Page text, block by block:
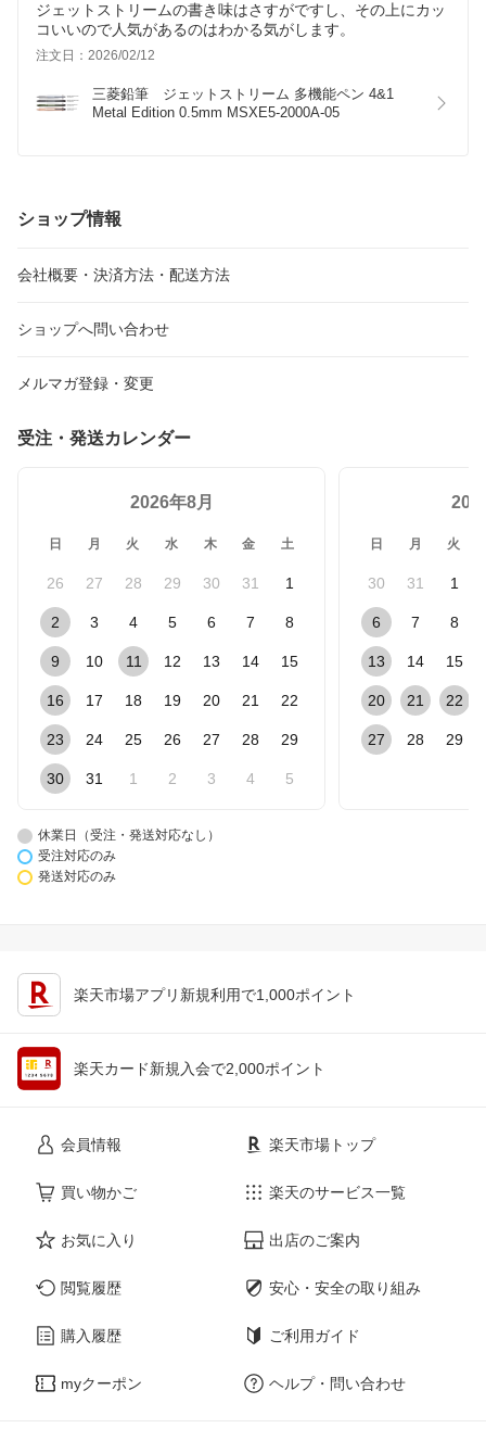
ジェットストリームの書き味はさすがですし、その上にカッ
コいいので人気があるのはわかる気がします。
注文日：2026/02/12
三菱鉛筆　ジェットストリーム 多機能ペン 4&1
Metal Edition 0.5mm MSXE5-2000A-05
ショップ情報
会社概要・決済方法・配送方法
ショップへ問い合わせ
メルマガ登録・変更
受注・発送カレンダー
2026年8月
日 月 火 水 木 金 土
26 27 28 29 30 31 1
2 3 4 5 6 7 8
9 10 11 12 13 14 15
16 17 18 19 20 21 22
23 24 25 26 27 28 29
30 31 1 2 3 4 5
日 月 火
30 31 1
6 7 8
13 14 15
20 21 22
27 28 29
休業日（受注・発送対応なし）
受注対応のみ
発送対応のみ
楽天市場アプリ新規利用で1,000ポイント
楽天カード新規入会で2,000ポイント
会員情報
買い物かご
お気に入り
閲覧履歴
購入履歴
myクーポン
楽天市場トップ
楽天のサービス一覧
出店のご案内
安心・安全の取り組み
ご利用ガイド
ヘルプ・問い合わせ